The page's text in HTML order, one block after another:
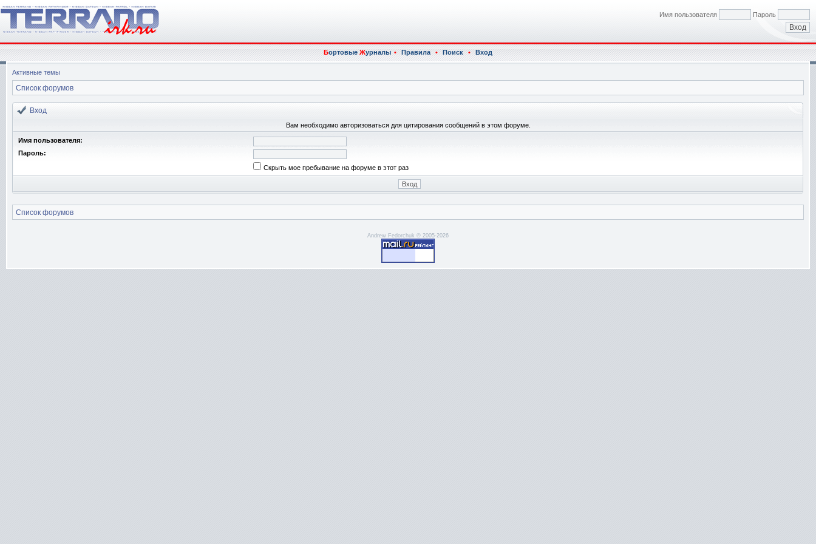
Имя пользователя Пароль
БортовыеЖурналы • Правила • Поиск • Вход
Активные темы
Список форумов
Вход
Вам необходимо авторизоваться для цитирования сообщений в этом форуме.
Имя пользователя:
Пароль:
Скрыть мое пребывание на форуме в этот раз
Список форумов
Andrew Fedorchuk © 2005-2026